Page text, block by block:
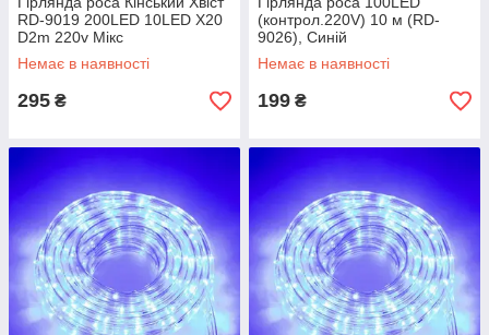
RD-9019 200LED 10LED X20
D2m 220v Мікс
Немає в наявності
295 ₴
(контрол.220V) 10 м (RD-
9026), Синій
Немає в наявності
199 ₴